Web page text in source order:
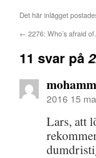
Det här inlägget
← 2276: Who’s afraid
11 svar på
2016 15
Lars, att